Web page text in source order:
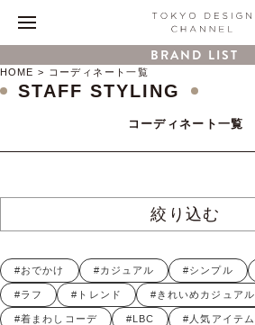
BRAND LIST
HOME コーディネート一覧
STAFF STYLING
コーディネート一覧
絞り込む
#おでかけ #カジュアル #シンプル
#ラフ #トレンド #きれいめカジュアル
#着まわしコーデ #LBC #人気アイテム